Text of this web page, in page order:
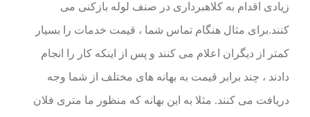
زیادی اقدام به کلاهبرداری در صنف لوله بازکنی می
کنند.برای مثال هنگام تماس شما ، قیمت خدمات را بسیار
کمتر از دیگران اعلام می کنند و پس از اینکه کار را انجام
دادند ، چند برابر قیمت به بهانه های مختلف از شما وجه
دریافت می کنند. مثلا به این بهانه که منظور ما متری فلان